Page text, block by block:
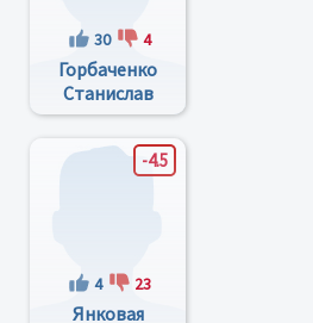
30 4
Горбаченко
Станислав
Анатольевич
-4.5
4 23
Янковая